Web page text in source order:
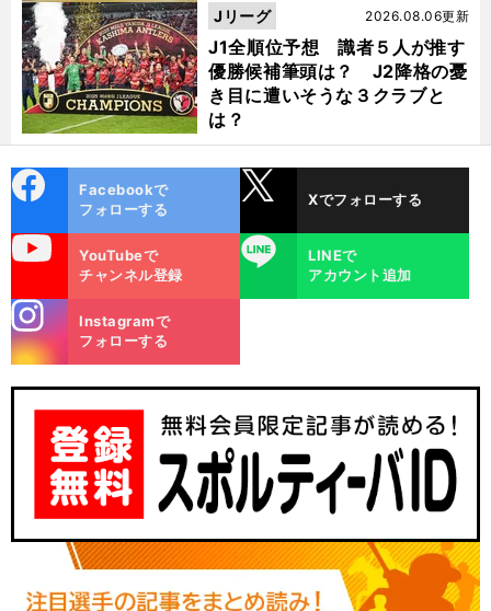
J1全順位予想 識者５人が推す
優勝候補筆頭は？ J2降格の憂
き目に遭いそうな３クラブと
は？
2026.08.06更新
Jリーグ
ok
Facebookで
フォローする
Xでフォローする
YouTubeで
チャンネル登録
LINE
LINEで
アカウント追加
m
Instagramで
フォローする